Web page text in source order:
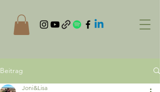
Beitrag
Joni&Lisa